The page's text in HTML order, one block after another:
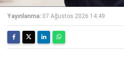
Yayınlanma: 07 Ağustos 2026 14:49